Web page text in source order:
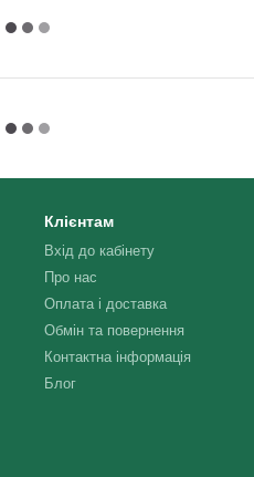
Клієнтам
Вхід до кабінету
Про нас
Оплата і доставка
Обмін та повернення
Контактна інформація
Блог